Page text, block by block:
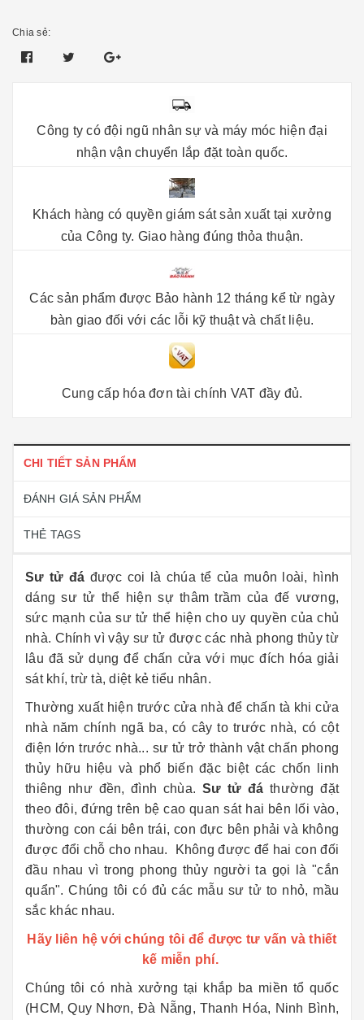
Chia sẻ:
Công ty có đội ngũ nhân sự và máy móc hiện đại
nhận vận chuyển lắp đặt toàn quốc.
Khách hàng có quyền giám sát sản xuất tại xưởng
của Công ty. Giao hàng đúng thỏa thuận.
Các sản phẩm được Bảo hành 12 tháng kể từ ngày
bàn giao đối với các lỗi kỹ thuật và chất liệu.
Cung cấp hóa đơn tài chính VAT đầy đủ.
CHI TIẾT SẢN PHẨM
ĐÁNH GIÁ SẢN PHẨM
THẺ TAGS
Sư tử đá được coi là chúa tể của muôn loài, hình
dáng sư tử thể hiện sự thâm trầm của đế vương,
sức mạnh của sư tử thể hiện cho uy quyền của chủ
nhà. Chính vì vậy sư tử được các nhà phong thủy từ
lâu đã sử dụng để chấn cửa với mục đích hóa giải
sát khí, trừ tà, diệt kẻ tiểu nhân.
Thường xuất hiện trước cửa nhà để chấn tà khi cửa
nhà năm chính ngã ba, có cây to trước nhà, có cột
điện lớn trước nhà... sư tử trở thành vật chấn phong
thủy hữu hiệu và phổ biến đặc biệt các chốn linh
thiêng như đền, đình chùa. Sư tử đá thường đặt
theo đôi, đứng trên bệ cao quan sát hai bên lối vào,
thường con cái bên trái, con đực bên phải và không
được đổi chỗ cho nhau. Không được để hai con đối
đầu nhau vì trong phong thủy người ta gọi là "cắn
quẩn". Chúng tôi có đủ các mẫu sư tử to nhỏ, mầu
sắc khác nhau.
Hãy liên hệ với chúng tôi để được tư vấn và thiết
kế miễn phí.
Chúng tôi có nhà xưởng tại khắp ba miền tổ quốc
(HCM, Quy Nhơn, Đà Nẵng, Thanh Hóa, Ninh Bình,